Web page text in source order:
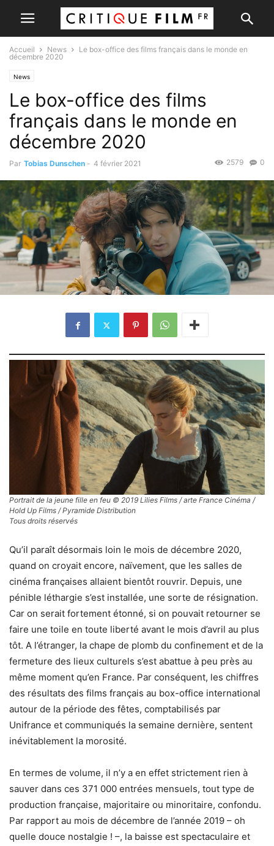
Accueil News
Le box-office des films français dans le monde en
décembre 2020
News
Le box-office des films
français dans le monde en
décembre 2020
Par Tobias Dunschen - 4 février 2021 0
2579
Portrait de la jeune fille en feu © 2019 Lilies Films / arte France Cinéma /
Hold Up Films / Pyramide Distribution
Tous droits réservés
Qu’il paraît désormais loin le mois de décembre 2020,
quand on croyait encore, naïvement, que les salles de
cinéma françaises allaient bientôt rouvrir. Depuis, une
pénible léthargie s’est installée, une sorte de résignation.
Car on serait fortement étonné, si on pouvait retourner se
faire une toile en toute liberté avant le mois d’avril au plus
tôt. A l’étranger, la chape de plomb du confinement et de la
fermeture des lieux culturels s’est abattue à peu près au
même moment qu’en France. Par conséquent, les chiffres
des résultats des films français au box-office international
autour de la période des fêtes, comptabilisés par
Unifrance et communiqués la semaine dernière, sentent
inévitablement la morosité.
En termes de volume, il n’y a en effet strictement rien à
sauver dans ces 371 000 entrées mensuels, tout type de
production française, majoritaire ou minoritaire, confondu.
Par rapport au mois de décembre de l’année 2019 – oh
quelle douce nostalgie ! –, la baisse est spectaculaire et